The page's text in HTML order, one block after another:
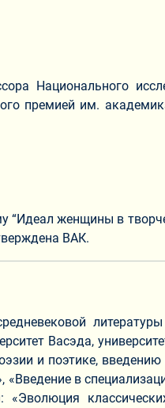
Национального
премией им.
“Идеал женщины в
ВАК.
Васэда,
и поэтике,
в
«Эволюция